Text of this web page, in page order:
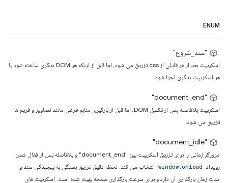
ENUM
"سند_شروع"
اسکریپت بعد از هر فایلی از css تزریق می شود، اما قبل از اینکه هر DOM دیگری ساخته شود یا
هر اسکریپت دیگری اجرا شود.
"document_end"
اسکریپت بلافاصله پس از تکمیل DOM، اما قبل از بارگیری منابع فرعی مانند تصاویر و فریم ها
تزریق می شود.
"document_idle"
مرورگر زمانی را برای تزریق اسکریپت بین "document_end" و بلافاصله پس از فعال شدن
رویداد window.onload انتخاب می کند. لحظه دقیق تزریق بستگی به پیچیدگی سند و
مدت زمان بارگذاری آن دارد و برای سرعت بارگذاری صفحه بهینه شده است. اسکریپت های